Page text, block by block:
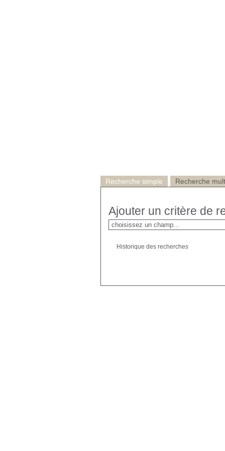
Recherche simple Recherche
Ajouter un critère de
Historique des recherches